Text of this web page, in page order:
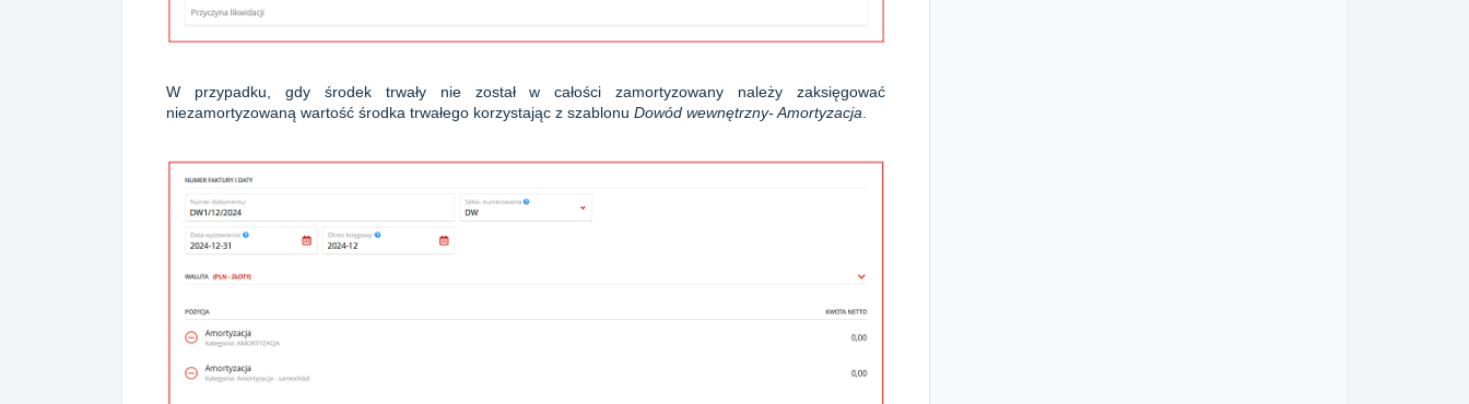
W przypadku, gdy środek trwały nie został w całości zamortyzowany należy zaksięgować
niezamortyzowaną wartość środka trwałego korzystając z szablonu Dowód wewnętrzny- Amortyzacja